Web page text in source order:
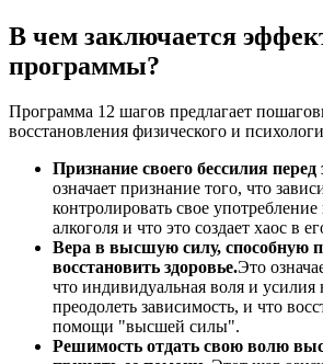
В чем заключается
программы?
Программа 12 шагов предлагает
восстановления физического и
Признание своего бессилия
означает признание того, что
контролировать свое
алкоголя и что это создает хаос в
Вера в высшую силу, способную
восстановить здоровье.Это
что индивидуальная воля и
преодолеть зависимость, и что
помощи "высшей силы".
Решимость отдать свою волю